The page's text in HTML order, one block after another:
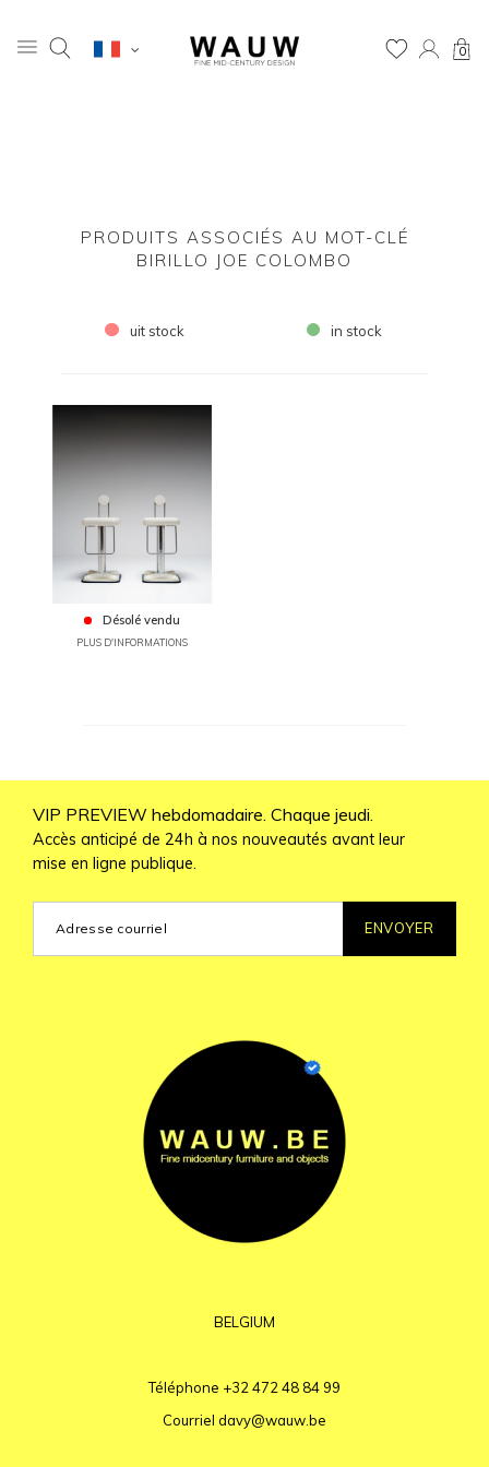
0
PRODUITS ASSOCIÉS AU MOT-CLÉ
BIRILLO JOE COLOMBO
uit stock in stock
Désolé vendu
PLUS D'INFORMATIONS
VIP PREVIEW hebdomadaire. Chaque jeudi.
Accès anticipé de 24h à nos nouveautés avant leur
mise en ligne publique.
ENVOYER
BELGIUM
Téléphone +32 472 48 84 99
Courriel davy@wauw.be